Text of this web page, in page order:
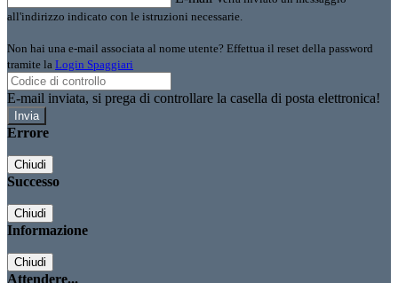
all'indirizzo indicato con le istruzioni necessarie.
Non hai una e-mail associata al nome utente? Effettua il reset della password
tramite la Login Spaggiari
E-mail inviata, si prega di controllare la casella di posta elettronica!
Errore
Chiudi
Successo
Chiudi
Informazione
Chiudi
Attendere...